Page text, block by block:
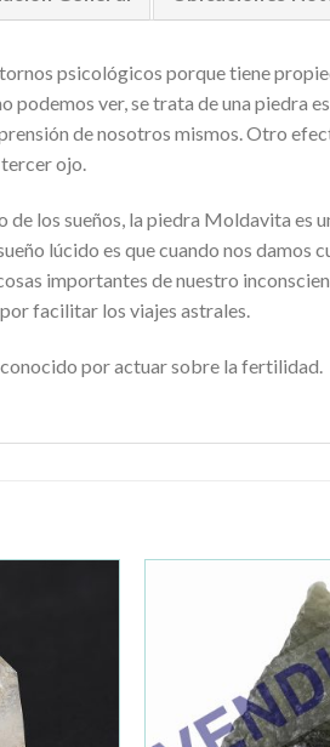
psicológicos porque tiene
ver, se trata de una piedra
de nosotros mismos. Otro
ojo.
de los sueños, la piedra Moldavita es
lúcido es que cuando nos damos
importantes de nuestro
facilitar los viajes astrales.
por actuar sobre la fertilidad.